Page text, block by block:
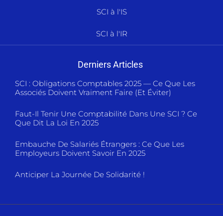
SCI à l'IS
SCI à l'IR
Derniers Articles
SCI : Obligations Comptables 2025 — Ce Que Les
Associés Doivent Vraiment Faire (et Éviter)
Faut-Il Tenir Une Comptabilité Dans Une SCI ? Ce
Que Dit La Loi En 2025
Embauche De Salariés Étrangers : Ce Que Les
Employeurs Doivent Savoir En 2025
Anticiper La Journée De Solidarité !